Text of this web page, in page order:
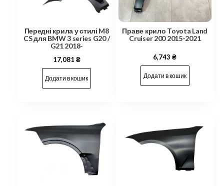
Передні крила у стилі M8
CS для BMW 3 series G20 /
G21 2018-
17,081 ₴
Додати в кошик
Праве крило Toyota Land
Cruiser 200 2015-2021
6,743₴
Додати в кошик